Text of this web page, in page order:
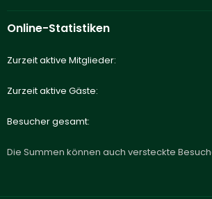
Online-Statistiken
Zurzeit aktive Mitglieder
Zurzeit aktive Gäste
Besucher gesamt
Die Summen können auch versteckte